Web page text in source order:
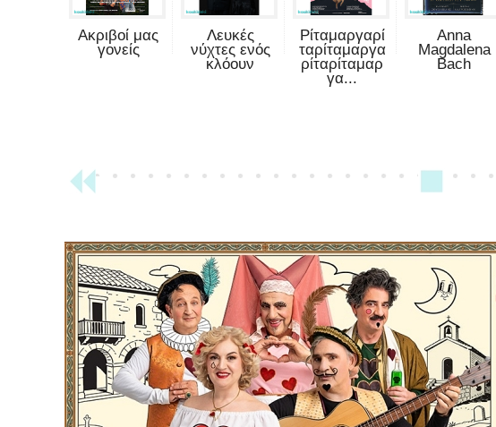
Ακριβοί μας
γονείς
Λευκές
νύχτες ενός
κλόουν
Ρίταμαργαρί
ταρίταμαργα
ρίταρίταμαρ
γα...
Anna
Magdalena
Bach